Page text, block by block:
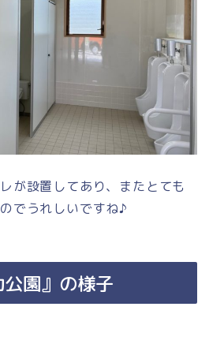
が設置してあり、またとても
でうれしいですね♪
公園』の様子